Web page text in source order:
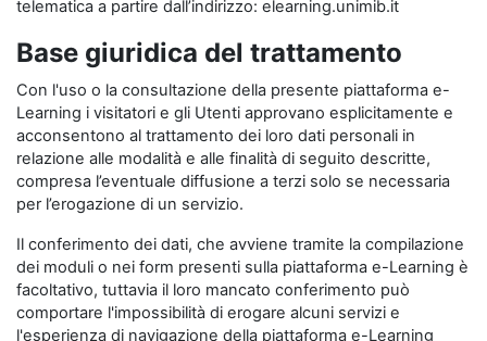
telematica a partire dall’indirizzo: elearning.unimib.it
Base giuridica del trattamento
Con l'uso o la consultazione della presente piattaforma e-
Learning i visitatori e gli Utenti approvano esplicitamente e
acconsentono al trattamento dei loro dati personali in
relazione alle modalità e alle finalità di seguito descritte,
compresa l’eventuale diffusione a terzi solo se necessaria
per l’erogazione di un servizio.
Il conferimento dei dati, che avviene tramite la compilazione
dei moduli o nei form presenti sulla piattaforma e-Learning è
facoltativo, tuttavia il loro mancato conferimento può
comportare l'impossibilità di erogare alcuni servizi e
l'esperienza di navigazione della piattaforma e-Learning